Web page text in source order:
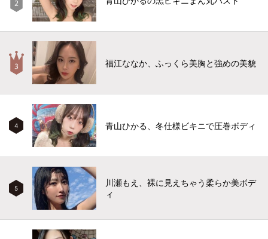
福江ななか、ふっくら美胸と強めの美貌
4 青山ひかる、冬仕様ビキニで圧巻ボディ
5
川瀬もえ、裸に見えちゃう柔らか美ボデ
ィ